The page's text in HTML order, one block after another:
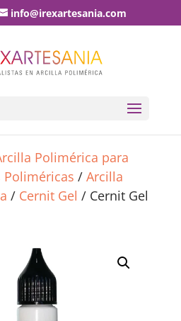
info@irexartesania.com
Polimérica para
Poliméricas / Arcilla
/ Cernit Gel / Cernit Gel